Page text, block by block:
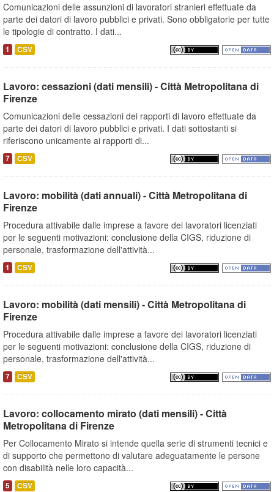
Comunicazioni delle assunzioni di lavoratori stranieri effettuate da
parte dei datori di lavoro pubblici e privati. Sono obbligatorie per tutte
le tipologie di contratto. I dati...
1 CSV
Lavoro: cessazioni (dati mensili) - Città Metropolitana di
Firenze
Comunicazioni delle cessazioni dei rapporti di lavoro effettuate da
parte dei datori di lavoro pubblici e privati. I dati sottostanti si
riferiscono unicamente ai rapporti di...
7 CSV
Lavoro: mobilità (dati annuali) - Città Metropolitana di
Firenze
Procedura attivabile dalle imprese a favore dei lavoratori licenziati
per le seguenti motivazioni: conclusione della CIGS, riduzione di
personale, trasformazione dell'attività...
1 CSV
Lavoro: mobilità (dati mensili) - Città Metropolitana di
Firenze
Procedura attivabile dalle imprese a favore dei lavoratori licenziati
per le seguenti motivazioni: conclusione della CIGS, riduzione di
personale, trasformazione dell'attività...
7 CSV
Lavoro: collocamento mirato (dati mensili) - Città
Metropolitana di Firenze
Per Collocamento Mirato si intende quella serie di strumenti tecnici e
di supporto che permettono di valutare adeguatamente le persone
con disabilità nelle loro capacità...
5 CSV